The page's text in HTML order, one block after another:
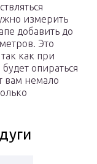
измерить
добавить до
Это
как при
опираться
вам немало